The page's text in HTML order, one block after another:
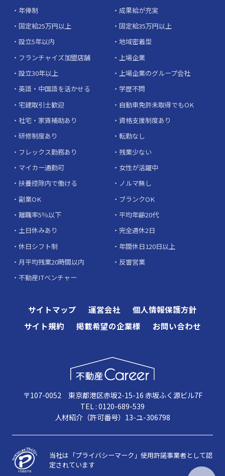
年俸制
成果給が充実
固定給25万円以上
固定給35万円以上
設立5年以内
地域密着型
フランチャイズ加盟店舗
上場企業
設立30年以上
上場企業のグループ会社
英語・中国語を活かせる
学歴不問
宅建取引士歓迎
自動車免許未取得でもOK
社宅・家賃補助あり
資格支援制度あり
研修制度あり
転勤なし
フレックス勤務あり
残業少ない
マイカー通勤可
女性が活躍中
扶養控除内で働ける
ノルマ無し
副業OK
ブランクOK
離職率5％以下
平均年齢20代
土日休みあり
完全週休2日
休日シフト制
年間休日120日以上
月平均残業20時間以内
反響営業
不動産ITベンチャー
サイトマップ 運営会社
個人情報保護方針
サイト規約
掲載希望の企業様 お問い合わせ
〒107-0052 東京都港区赤坂2-15-16 赤坂ふく源ビル7F
TEL : 0120-689-539
人材紹介（許可番号）13-ユ-306798
当社は「プライバシーマーク」使用許諾事業者として認
定されています